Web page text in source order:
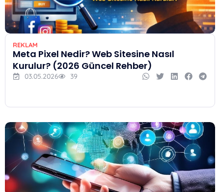
REKLAM
Meta Pixel Nedir? Web Sitesine Nasıl
Kurulur? (2026 Güncel Rehber)
03.05.2026 39